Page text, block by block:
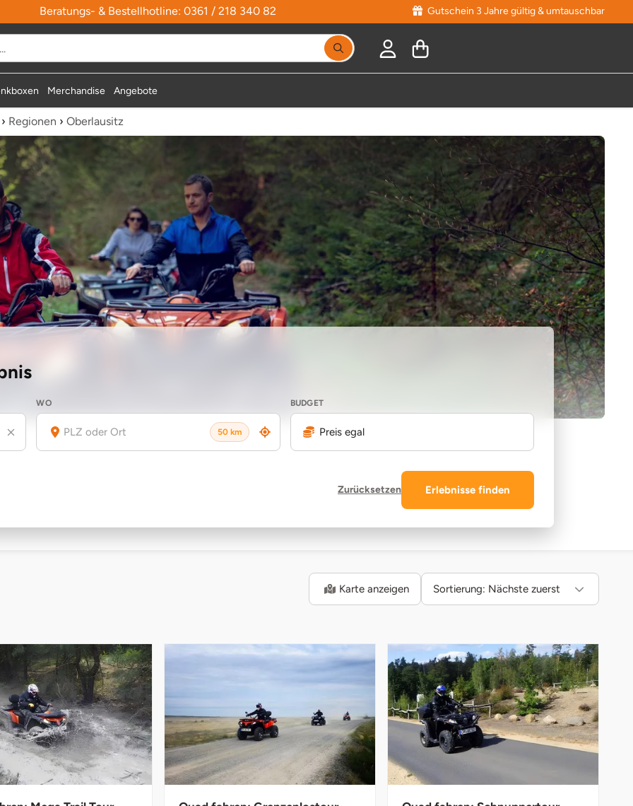
Beratungs- & Bestellhotline: 0361 / 218 340 82 Gutschein 3 Jahre gültig & umtauschbar
Merchandise Angebote
› Regionen › Oberlausitz
WO
50 km
BUDGET
Preis egal
Zurücksetzen Erlebnisse finden
Karte anzeigen Sortierung: Nächste zuerst